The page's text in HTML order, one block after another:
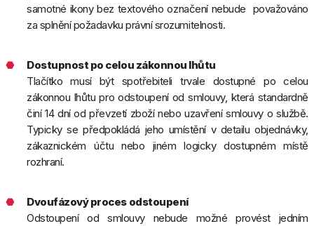
samotné ikony bez textového označení nebude považováno
za splnění požadavku právní srozumitelnosti.
Dostupnost po celou zákonnou lhůtu
Tlačítko musí být spotřebiteli trvale dostupné po celou
zákonnou lhůtu pro odstoupení od smlouvy, která standardně
činí 14 dní od převzetí zboží nebo uzavření smlouvy o službě.
Typicky se předpokládá jeho umístění v detailu objednávky,
zákaznickém účtu nebo jiném logicky dostupném místě
rozhraní.
Dvoufázový proces odstoupení
Odstoupení od smlouvy nebude možné provést jedním